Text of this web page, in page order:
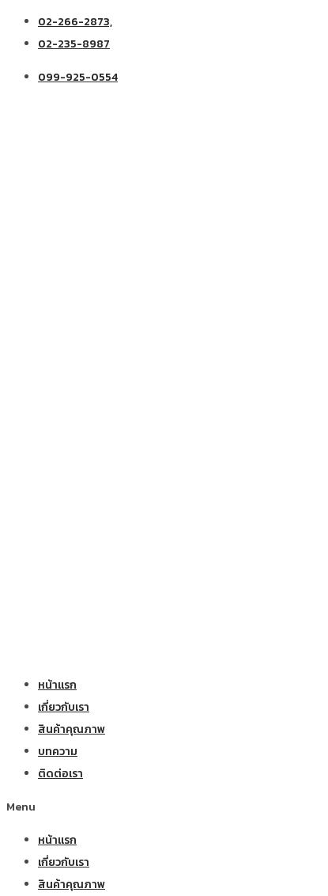
02-266-2873,
02-235-8987
099-925-0554
หน้าแรก
เกี่ยวกับเรา
สินค้าคุณภาพ
บทความ
ติดต่อเรา
Menu
หน้าแรก
เกี่ยวกับเรา
สินค้าคุณภาพ